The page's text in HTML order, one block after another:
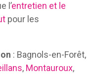
l’entretien et le
pour les
: Bagnols-en-Forêt,
, Montauroux,